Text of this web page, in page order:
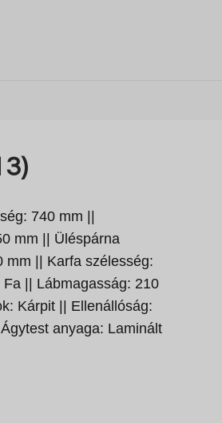
740 mm ||
mm || Üléspárna
mm || Karfa szélesség:
|| Lábmagasság: 210
Kárpit || Ellenállóság:
anyaga: Laminált